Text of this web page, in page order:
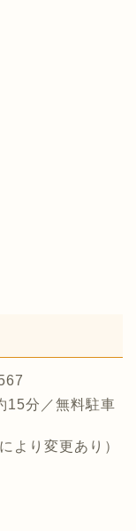
15分／無料駐車
より変更あり）